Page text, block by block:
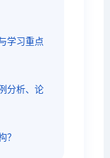
学习重点
分析、论
？